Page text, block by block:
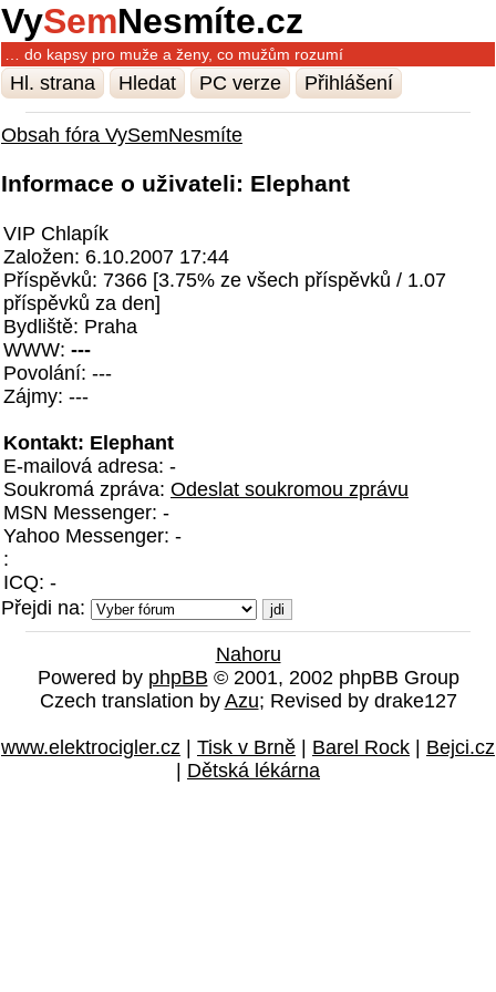
VySemNesmíte.cz
… do kapsy pro muže a ženy, co mužům rozumí
Hl. strana Hledat PC verze Přihlášení
Obsah fóra VySemNesmíte
Informace o uživateli: Elephant
VIP Chlapík
Založen: 6.10.2007 17:44
Příspěvků: 7366 [3.75% ze všech příspěvků / 1.07
příspěvků za den]
Bydliště: Praha
WWW: ---
Povolání: ---
Zájmy: ---
Kontakt: Elephant
E-mailová adresa: -
Soukromá zpráva: Odeslat soukromou zprávu
MSN Messenger: -
Yahoo Messenger: -
:
ICQ: -
Přejdi na:
Nahoru
Powered by phpBB © 2001, 2002 phpBB Group
Czech translation by Azu; Revised by drake127
www.elektrocigler.cz Tisk v Brně Barel Rock
Bejci.cz
Dětská lékárna